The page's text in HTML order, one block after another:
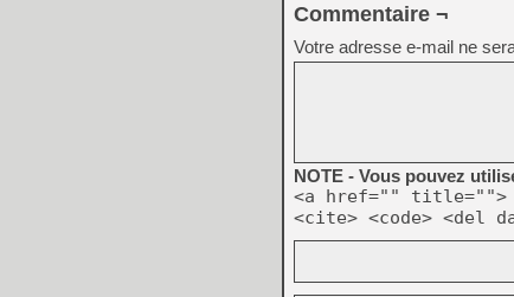
Commentaire ¬
Votre adresse e-mail ne
NOTE - Vous pouvez
<a href="" title="">
<cite> <code> <del